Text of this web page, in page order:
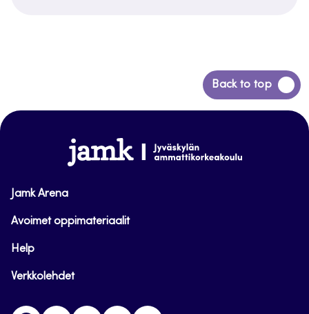
Back to top
Siirry
takaisin
www.jamk.fi
Jamk Arena
Avoimet oppimateriaalit
Help
Verkkolehdet